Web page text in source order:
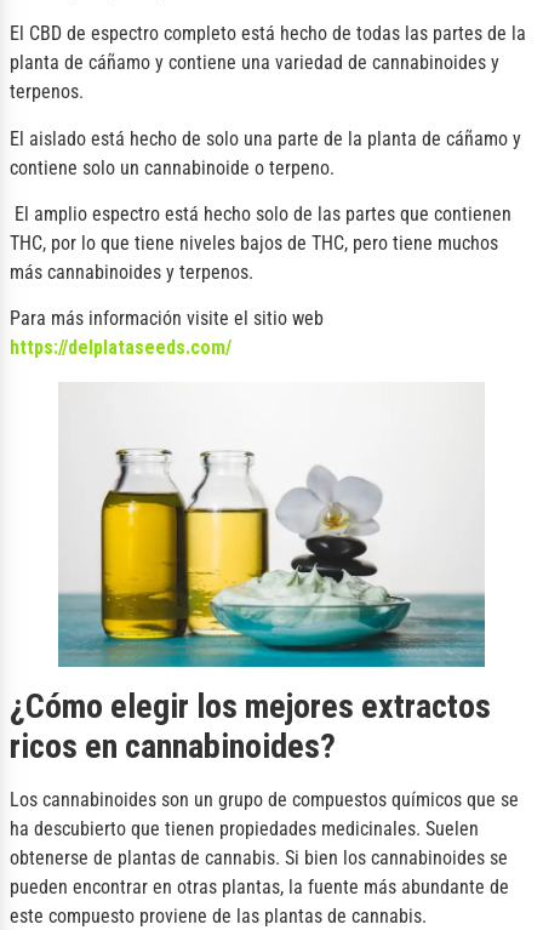
El CBD de espectro completo está hecho de todas las partes de la
planta de cáñamo y contiene una variedad de cannabinoides y
terpenos.
El aislado está hecho de solo una parte de la planta de cáñamo y
contiene solo un cannabinoide o terpeno.
El amplio espectro está hecho solo de las partes que contienen
THC, por lo que tiene niveles bajos de THC, pero tiene muchos
más cannabinoides y terpenos.
Para más información visite el sitio web
https://delplataseeds.com/
¿Cómo elegir los mejores extractos
ricos en cannabinoides?
Los cannabinoides son un grupo de compuestos químicos que se
ha descubierto que tienen propiedades medicinales. Suelen
obtenerse de plantas de cannabis. Si bien los cannabinoides se
pueden encontrar en otras plantas, la fuente más abundante de
este compuesto proviene de las plantas de cannabis.